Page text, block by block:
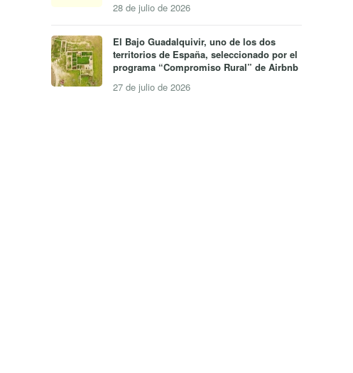
28 de julio de 2026
El Bajo Guadalquivir, uno de los dos
territorios de España, seleccionado por el
programa “Compromiso Rural” de Airbnb
27 de julio de 2026